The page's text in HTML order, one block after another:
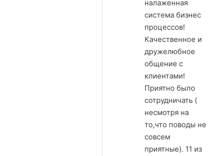
налаженная
система бизнес
процессов!
Качественное и
дружелюбное
общение с
клиентами!
Приятно было
сотрудничать (
несмотря на
то,что поводы не
совсем
приятные). 11 из